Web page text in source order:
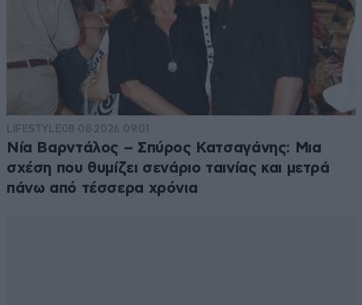
LIFESTYLE08·08·2026 09:01
Νία Βαρντάλος – Σπύρος Κατσαγάνης: Μια
σχέση που θυμίζει σενάριο ταινίας και μετρά
πάνω από τέσσερα χρόνια